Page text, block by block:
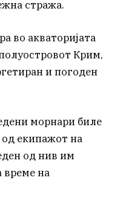
стража.
во акваторијата
Крим,
и погоден
морнари биле
од екипажот на
од нив им
време на